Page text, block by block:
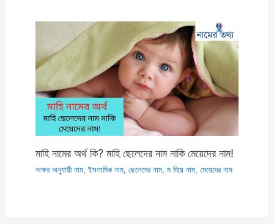
মাহি নামের অর্থ কি? মাহি ছেলেদের নাম নাকি মেয়েদের নাম!
অক্ষর অনুযায়ী নাম,ইসলামিক নাম,ছেলেদের নাম,ম দিয়ে নাম,মেয়েদের নাম